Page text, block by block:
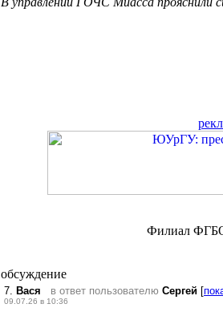
Филиал
обсуждение
7. Вася в ответ пользователю Сергей [
09.07.26 в 10:36